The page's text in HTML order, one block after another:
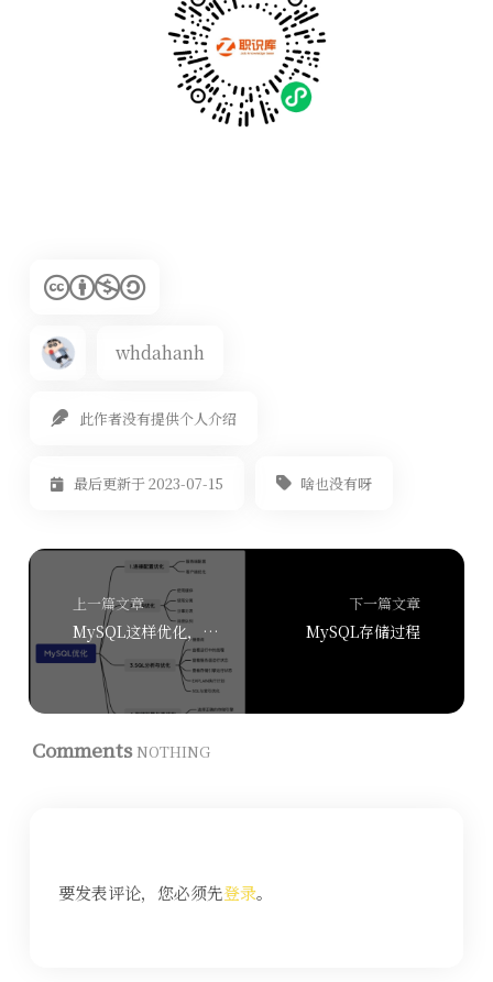
whdahanh
此作者没有提供个人介绍
最后更新于 2023-07-15 啥也没有呀
上一篇文章
MySQL这样优化，同事直呼哇塞！
下一篇文章
MySQL存储过程
Comments NOTHING
要发表评论，您必须先登录。